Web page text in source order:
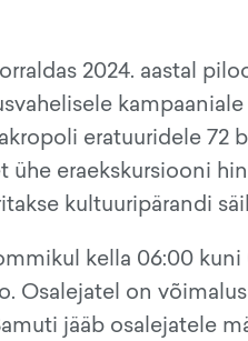
2024. aastal
eratuuridele 72
ühe eraekskursiooni
kultuuripärandi
kella 06:00
Osalejatel on
jääb osalejatele